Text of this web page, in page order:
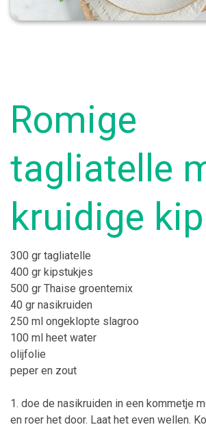
Romige
tagliatelle
kruidige kip
300 gr tagliatelle
400 gr kipstukjes
500 gr Thaise groentemix
40 gr nasikruiden
250 ml ongeklopte slagroo
100 ml heet water
olijfolie
peper en zout
1. doe de nasikruiden in een kommetje
en roer het door. Laat het even wellen.